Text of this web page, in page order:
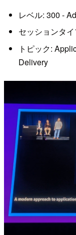
レベル: 300 -
セッションタ
トピック:
Delivery